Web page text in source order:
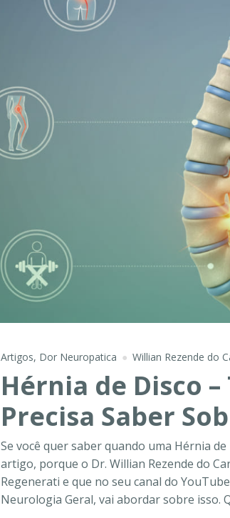
Artigos, Dor Neuropatica Willian Rezende do
Hérnia de Disco
Precisa Saber
Se você quer saber quando uma Hérnia
artigo, porque o Dr. Willian Rezende do
Regenerati e que no seu canal do
Neurologia Geral, vai abordar sobre isso.